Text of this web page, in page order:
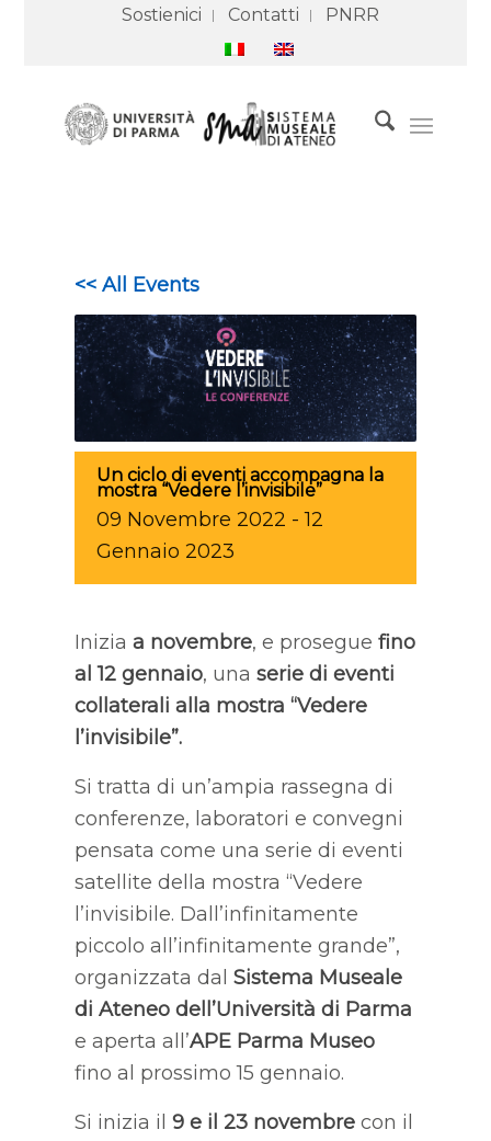
Sostienici Contatti PNRR
<< All Events
Un ciclo di eventi accompagna la
mostra “Vedere l’invisibile”
09 Novembre 2022 -12
Gennaio 2023
Inizia a novembre, e prosegue fino
al 12 gennaio, una serie di eventi
collaterali alla mostra “Vedere
l’invisibile”.
Si tratta di un’ampia rassegna di
conferenze, laboratori e convegni
pensata come una serie di eventi
satellite della mostra “Vedere
l’invisibile. Dall’infinitamente
piccolo all’infinitamente grande”,
organizzata dal Sistema Museale
di Ateneo dell’Università di Parma
e aperta all’APE Parma Museo
fino al prossimo 15 gennaio.
Si inizia il 9 e il 23 novembrecon il